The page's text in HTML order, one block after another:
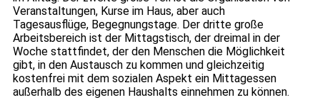
Veranstaltungen, Kurse im Haus, aber auch
Tagesausflüge, Begegnungstage. Der dritte große
Arbeitsbereich ist der Mittagstisch, der dreimal in der
Woche stattfindet, der den Menschen die Möglichkeit
gibt, in den Austausch zu kommen und gleichzeitig
kostenfrei mit dem sozialen Aspekt ein Mittagessen
außerhalb des eigenen Haushalts einnehmen zu können.